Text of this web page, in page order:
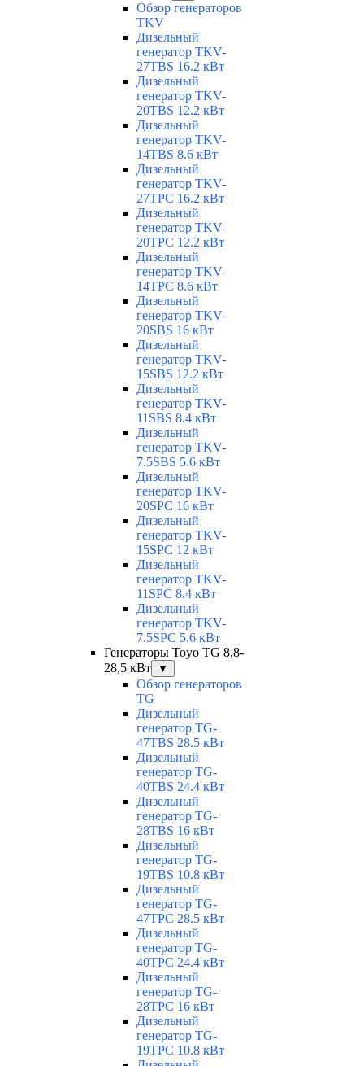
Обзор генераторов
TKV
Дизельный
генератор TKV-
27TBS 16.2 кВт
Дизельный
генератор TKV-
20TBS 12.2 кВт
Дизельный
генератор TKV-
14TBS 8.6 кВт
Дизельный
генератор TKV-
27TPC 16.2 кВт
Дизельный
генератор TKV-
20TPC 12.2 кВт
Дизельный
генератор TKV-
14TPC 8.6 кВт
Дизельный
генератор TKV-
20SBS 16 кВт
Дизельный
генератор TKV-
15SBS 12.2 кВт
Дизельный
генератор TKV-
11SBS 8.4 кВт
Дизельный
генератор TKV-
7.5SBS 5.6 кВт
Дизельный
генератор TKV-
20SPC 16 кВт
Дизельный
генератор TKV-
15SPC 12 кВт
Дизельный
генератор TKV-
11SPC 8.4 кВт
Дизельный
генератор TKV-
7.5SPC 5.6 кВт
Генераторы Toyo TG 8,8-
28,5 кВт
▼
Обзор генераторов
TG
Дизельный
генератор TG-
47TBS 28.5 кВт
Дизельный
генератор TG-
40TBS 24.4 кВт
Дизельный
генератор TG-
28TBS 16 кВт
Дизельный
генератор TG-
19TBS 10.8 кВт
Дизельный
генератор TG-
47TPC 28.5 кВт
Дизельный
генератор TG-
40TPC 24.4 кВт
Дизельный
генератор TG-
28TPC 16 кВт
Дизельный
генератор TG-
19TPC 10.8 кВт